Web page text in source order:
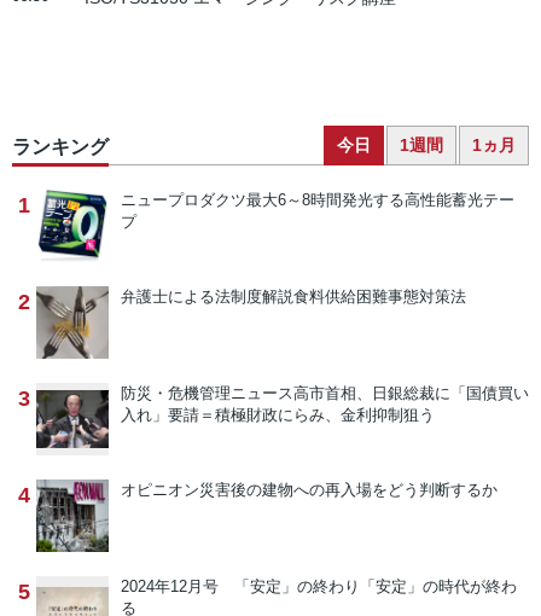
ランキング 今日 1週間 1ヵ月
1 ニュープロダクツ最大6～8時間発光する高性能蓄光テー
プ
2 弁護士による法制度解説食料供給困難事態対策法
3 防災・危機管理ニュース高市首相、日銀総裁に「国債買い
入れ」要請＝積極財政にらみ、金利抑制狙う
4 オピニオン災害後の建物への再入場をどう判断するか
5 2024年12月号 「安定」の終わり
「安定」の時代が終わ
る